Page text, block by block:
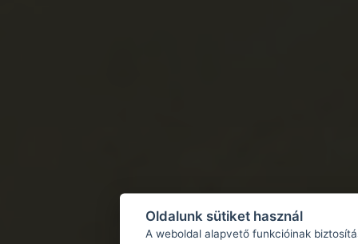
Oldalunk sütiket használ
A weboldal alapvető funkcióinak